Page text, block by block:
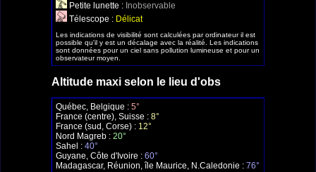
Petite lunette : Inobservable
Télescope : Délicat
Les indications de visibilité sont calculées par ordinateur il est
possible qu'il y est un décalage avec la réalité. Les indications
sont données pour un ciel sans pollution lumineuse et pour un
observateur moyen.
Altitude maxi selon le lieu d'obs
Québec, Belgique : 5°
France (centre), Suisse : 8°
France (sud, Corse) : 12°
Nord Magreb : 20°
Sahel : 40°
Guyane, Côte d'Ivoire : 60°
Madagascar, Réunion, île Maurice, N.Caledonie : 76°